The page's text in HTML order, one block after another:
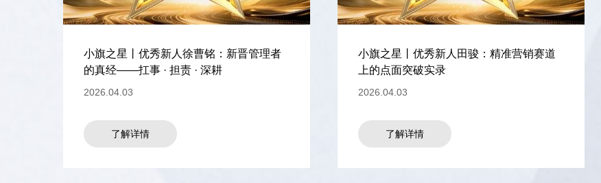
小旗之星丨优秀新人徐曹铭：新晋管理者
的真经——扛事 · 担责 · 深耕
2026.04.03
了解详情
小旗之星丨优秀新人田骏：精准营销赛道
上的点面突破实录
2026.04.03
了解详情